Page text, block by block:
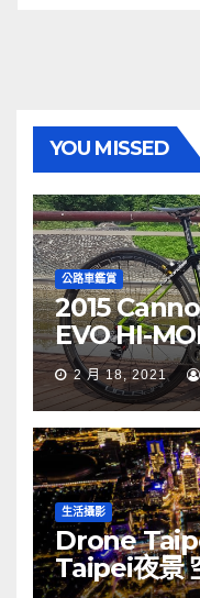
YOU MISSED
公路車鑑賞
2015
EVO HI-
2 月 18, 2021
生活攝影
Drone
Taipei夜景